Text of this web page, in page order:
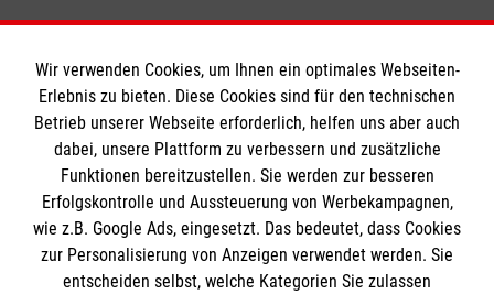
Informationen
Impressum
Datenschutz
Barrierefreiheit
Die Malteser
Wir verwenden Cookies, um Ihnen ein optimales Webseiten-
Erlebnis zu bieten. Diese Cookies sind für den technischen
Betrieb unserer Webseite erforderlich, helfen uns aber auch
dabei, unsere Plattform zu verbessern und zusätzliche
Funktionen bereitzustellen. Sie werden zur besseren
Erfolgskontrolle und Aussteuerung von Werbekampagnen,
wie z.B. Google Ads, eingesetzt. Das bedeutet, dass Cookies
zur Personalisierung von Anzeigen verwendet werden. Sie
entscheiden selbst, welche Kategorien Sie zulassen